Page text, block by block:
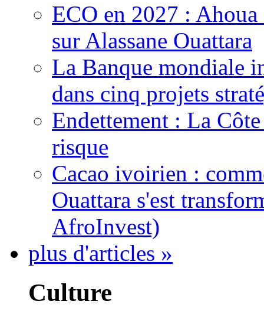
ECO en 2027 :
sur Alassane Ouattara
La Banque mondiale
dans cinq projets
Endettement : La
risque
Cacao ivoirien :
Ouattara s'est
AfroInvest)
plus d'articles »
Culture